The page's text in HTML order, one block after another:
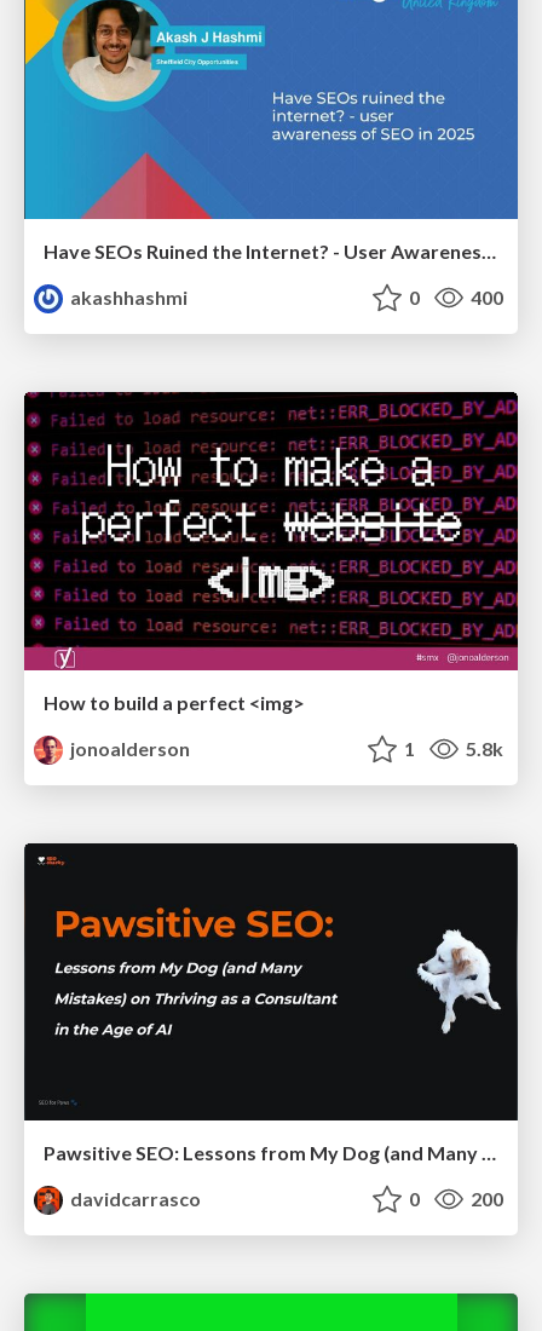
Have SEOs Ruined the Internet? - User Awareness of SEO in 2025
akashhashmi
0 400
How to build a perfect <img>
jonoalderson
1 5.8k
Pawsitive SEO: Lessons from My Dog (and Many Mistakes) on Thriving as a Consultant in the Age of AI
davidcarrasco
0 200